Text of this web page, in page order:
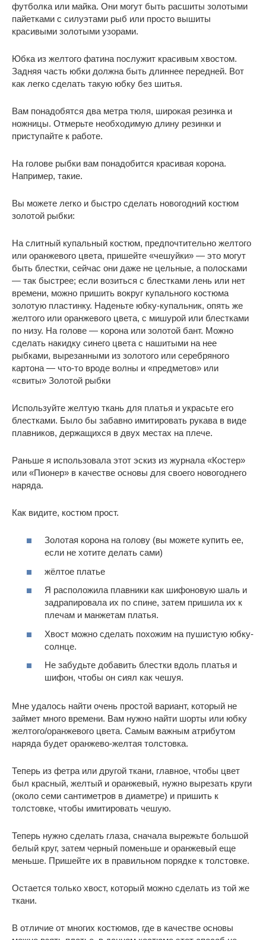
футболка или майка. Они могут быть расшиты золотыми
пайетками с силуэтами рыб или просто вышиты
красивыми золотыми узорами.
Юбка из желтого фатина послужит красивым хвостом.
Задняя часть юбки должна быть длиннее передней. Вот
как легко сделать такую юбку без шитья.
Вам понадобятся два метра тюля, широкая резинка и
ножницы. Отмерьте необходимую длину резинки и
приступайте к работе.
На голове рыбки вам понадобится красивая корона.
Например, такие.
Вы можете легко и быстро сделать новогодний костюм
золотой рыбки:
На слитный купальный костюм, предпочтительно желтого
или оранжевого цвета, пришейте «чешуйки» — это могут
быть блестки, сейчас они даже не цельные, а полосками
— так быстрее; если возиться с блестками лень или нет
времени, можно пришить вокруг купального костюма
золотую пластинку. Наденьте юбку-купальник, опять же
желтого или оранжевого цвета, с мишурой или блестками
по низу. На голове — корона или золотой бант. Можно
сделать накидку синего цвета с нашитыми на нее
рыбками, вырезанными из золотого или серебряного
картона — что-то вроде волны и «предметов» или
«свиты» Золотой рыбки
Используйте желтую ткань для платья и украсьте его
блестками. Было бы забавно имитировать рукава в виде
плавников, держащихся в двух местах на плече.
Раньше я использовала этот эскиз из журнала «Костер»
или «Пионер» в качестве основы для своего новогоднего
наряда.
Как видите, костюм прост.
Золотая корона на голову (вы можете купить ее,
если не хотите делать сами)
жёлтое платье
Я расположила плавники как шифоновую шаль и
задрапировала их по спине, затем пришила их к
плечам и манжетам платья.
Хвост можно сделать похожим на пушистую юбку-
солнце.
Не забудьте добавить блестки вдоль платья и
шифон, чтобы он сиял как чешуя.
Мне удалось найти очень простой вариант, который не
займет много времени. Вам нужно найти шорты или юбку
желтого/оранжевого цвета. Самым важным атрибутом
наряда будет оранжево-желтая толстовка.
Теперь из фетра или другой ткани, главное, чтобы цвет
был красный, желтый и оранжевый, нужно вырезать круги
(около семи сантиметров в диаметре) и пришить к
толстовке, чтобы имитировать чешую.
Теперь нужно сделать глаза, сначала вырежьте большой
белый круг, затем черный поменьше и оранжевый еще
меньше. Пришейте их в правильном порядке к толстовке.
Остается только хвост, который можно сделать из той же
ткани.
В отличие от многих костюмов, где в качестве основы